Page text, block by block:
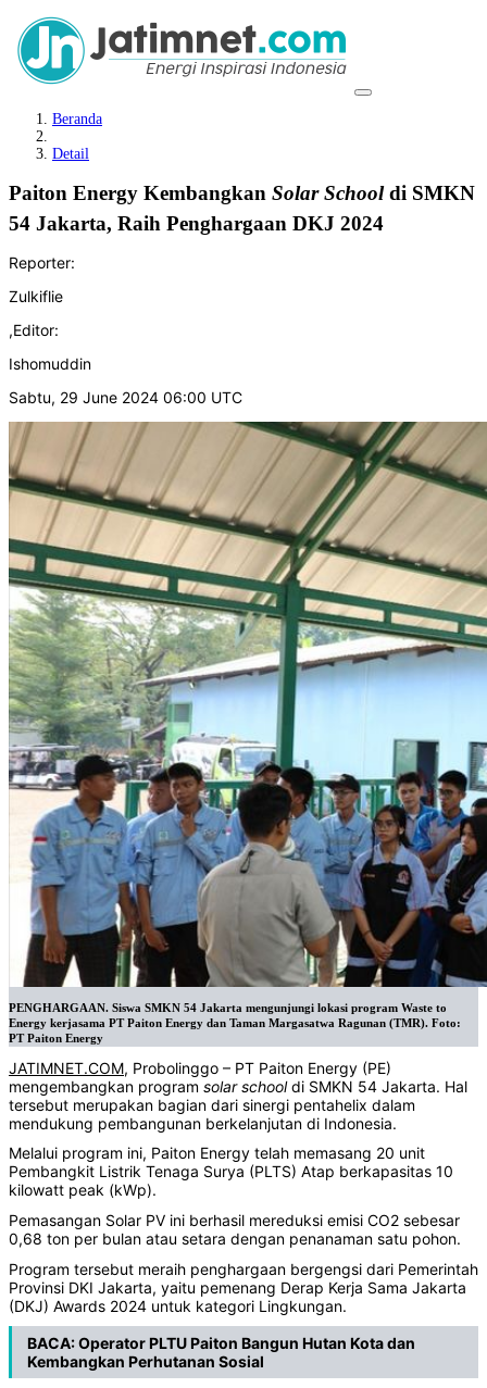
Beranda
Detail
Paiton Energy Kembangkan Solar Schooldi SMKN
54 Jakarta, Raih Penghargaan DKJ 2024
Reporter:
Zulkiflie
,Editor:
Ishomuddin
Sabtu, 29 June 2024 06:00 UTC
PENGHARGAAN. Siswa SMKN 54 Jakarta mengunjungi lokasi program Waste to
Energy kerjasama PT Paiton Energy dan Taman Margasatwa Ragunan (TMR). Foto:
PT Paiton Energy
JATIMNET.COM, Probolinggo – PT Paiton Energy (PE)
mengembangkan program solar schooldi SMKN 54 Jakarta. Hal
tersebut merupakan bagian dari sinergi pentahelix dalam
mendukung pembangunan berkelanjutan di Indonesia.
Melalui program ini, Paiton Energy telah memasang 20 unit
Pembangkit Listrik Tenaga Surya (PLTS) Atap berkapasitas 10
kilowatt peak (kWp).
Pemasangan Solar PV ini berhasil mereduksi emisi CO2 sebesar
0,68 ton per bulan atau setara dengan penanaman satu pohon.
Program tersebut meraih penghargaan bergengsi dari Pemerintah
Provinsi DKI Jakarta, yaitu pemenang Derap Kerja Sama Jakarta
(DKJ) Awards 2024 untuk kategori Lingkungan.
BACA:Operator PLTU Paiton Bangun Hutan Kota dan
Kembangkan Perhutanan Sosial